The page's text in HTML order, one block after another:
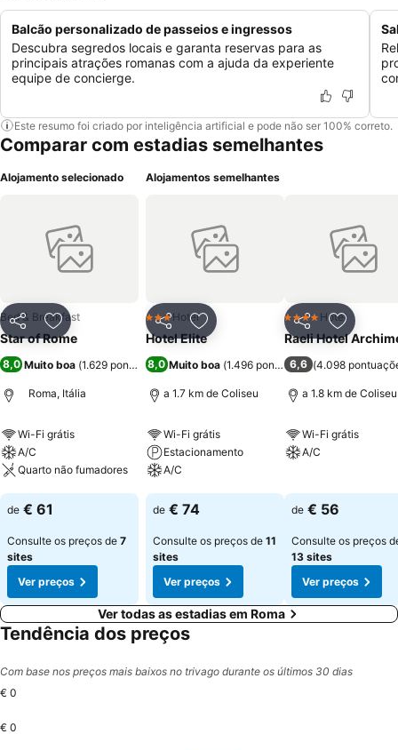
Balcão personalizado de passeios e ingressos
Descubra segredos locais e garanta reservas para as
principais atrações romanas com a ajuda da experiente
equipe de concierge.
Este resumo foi criado por inteligência artificial e pode não ser 100% correto.
Comparar com estadias semelhantes
Alojamento selecionado
PartilharAdicionar aos favoritos
Bed & Breakfast
Star of Rome
8,0 Muito boa (1.629 pontuações)
Roma, Itália
Wi-Fi grátis
A/C
Quarto não fumadores
Ver preços
de € 61
Consulte os preços de 7
sites
Ver preços
Alojamentos semelhantes
PartilharAdicionar aos favoritos
3 Estrelas
Hotel
Hotel Elite
8,0 Muito boa (1.496 pontuações)
a 1.7 km de Coliseu
Wi-Fi grátis
Estacionamento
A/C
Ver preços
de € 74
Consulte os preços de 11
sites
Ver preços
Partilhar
4 EstrelasHotel
Raeli Hotel
6,6 (4.098
a 1.8 km de Coliseu
Wi-Fi grátis
A/C
de € 56
Consulte os preços
13 sites
Ver preços
Ver todas as estadias em Roma
Tendência dos preços
Com base nos preços mais baixos no trivago durante os últimos 30 dias
€ 0
€ 0